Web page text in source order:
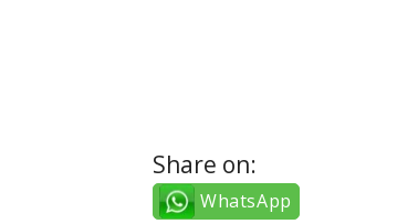
Share on:
WhatsApp